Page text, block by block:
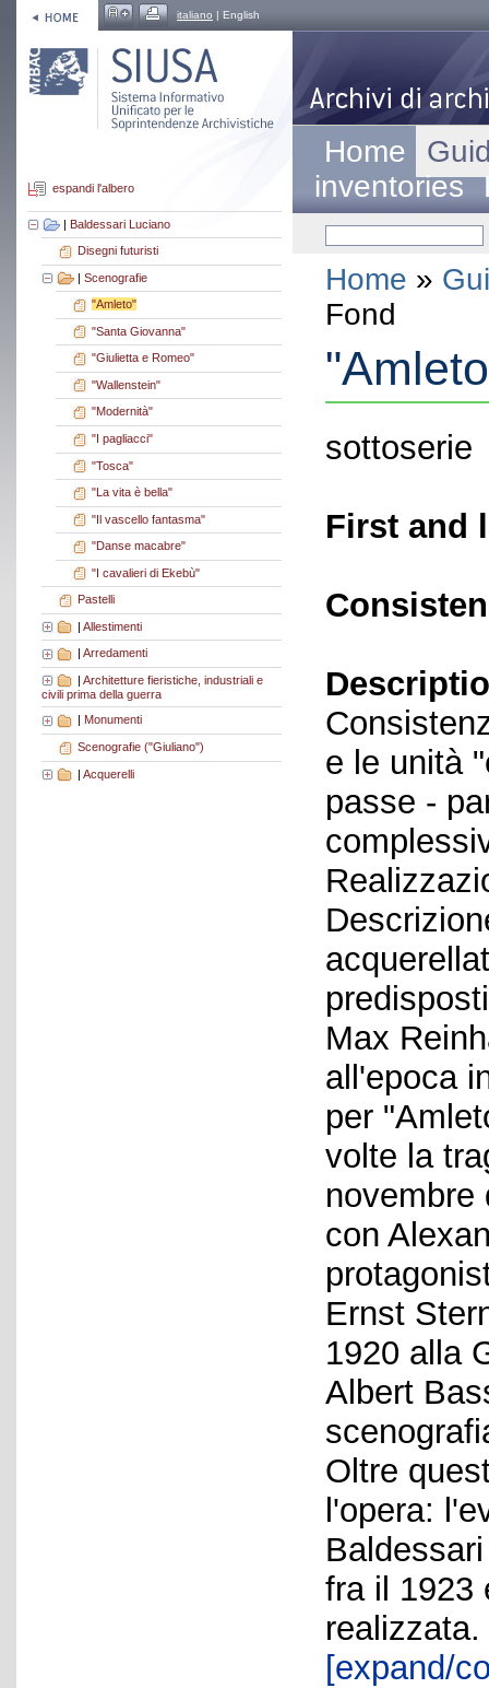
italiano | English
espandi l'albero
| Baldessari Luciano
Disegni futuristi
| Scenografie
"Amleto"
"Santa Giovanna"
"Giulietta e Romeo"
"Wallenstein"
"Modernità"
"I pagliacci"
"Tosca"
"La vita è bella"
"Il vascello fantasma"
"Danse macabre"
"I cavalieri di Ekebù"
Pastelli
| Allestimenti
Arredamenti
| Architetture fieristiche, industriali e
civili prima della guerra
Monumenti
Scenografie ("Giuliano")
| Acquerelli
Home
inventories
Home »
Fond
sottoserie
First and
e le unità
passe -
Max
all'epoca
per
volte la
novembre
con
Ernst
1920 alla
Albert
Oltre
l'opera:
fra il 1923
realizzata.
[expand/